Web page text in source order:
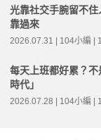
光靠社交手腕留不
靠過來
2026.07.31 | 104小編 |
每天上班都好累？
時代」
2026.07.28 | 104小編 |